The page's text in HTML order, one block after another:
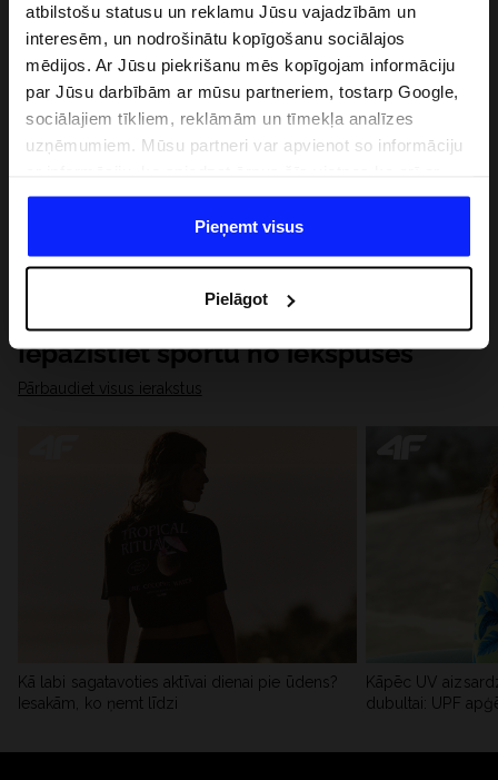
atbilstošu statusu un reklamu Jūsu vajadzībām un
interesēm, un nodrošinātu kopīgošanu sociālajos
mēdijos. Ar Jūsu piekrišanu mēs kopīgojam informāciju
par Jūsu darbībām ar mūsu partneriem, tostarp Google,
sociālajiem tīkliem, reklāmām un tīmekļa analīzes
uzņēmumiem. Mūsu partneri var apvienot so informāciju
datiem, ko viņi iegūst, izmantojot viņu pakalpojumus. Ar
Jūsu atļauju, mēs varam pārsūtīt Jūsu personas datus
saviem partneriem, lai uzlabotu veidu, kadā tiek rādīta
saturu un uzlabotu mūsu partneru piedāvātos risinajumus
( piem. socialos tīklus). Detalizētu informāciju var atrast
mūsu Privātuma politikā un sadaļā "Detaļas".
Pieņemt visus
Pielāgot
Iepazīstiet sportu no iekšpuses
Pārbaudiet visus ierakstus
Kā labi sagatavoties aktīvai dienai pie ūdens?
Iesakām, ko ņemt līdzi
Kāpēc UV
dubultai: UPF